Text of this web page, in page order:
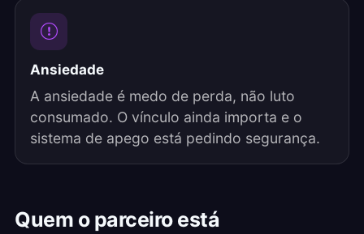
Ansiedade
A ansiedade é medo de perda, não luto
consumado. O vínculo ainda importa e o
sistema de apego está pedindo segurança.
Quem o parceiro está